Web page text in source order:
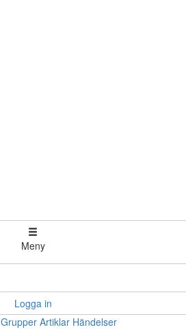
Meny
Logga in
Grupper Artiklar Händelser